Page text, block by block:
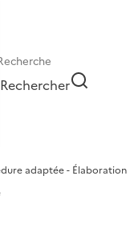
Rechercher
adaptée - Élaboration